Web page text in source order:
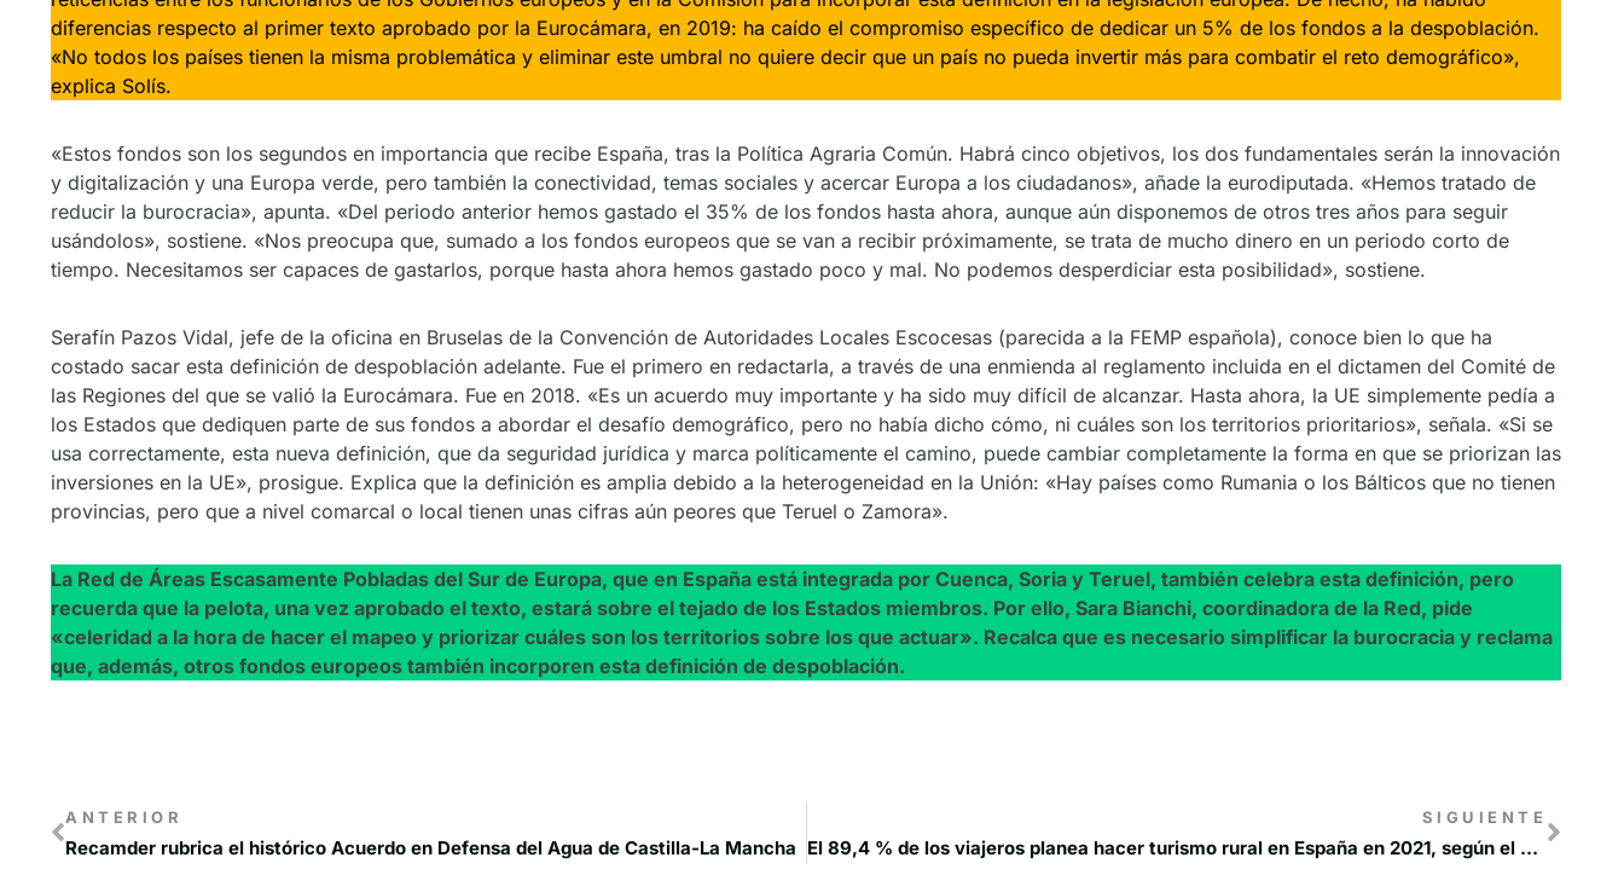
diferencias respecto al primer texto aprobado por la Eurocámara, en 2019: ha caído el compromiso específico de dedicar un 5% de los fondos a la despoblación.
«No todos los países tienen la misma problemática y eliminar este umbral no quiere decir que un país no pueda invertir más para combatir el reto demográfico»,
explica Solís.
«Estos fondos son los segundos en importancia que recibe España, tras la Política Agraria Común. Habrá cinco objetivos, los dos fundamentales serán la innovación
y digitalización y una Europa verde, pero también la conectividad, temas sociales y acercar Europa a los ciudadanos», añade la eurodiputada. «Hemos tratado de
reducir la burocracia», apunta. «Del periodo anterior hemos gastado el 35% de los fondos hasta ahora, aunque aún disponemos de otros tres años para seguir
usándolos», sostiene. «Nos preocupa que, sumado a los fondos europeos que se van a recibir próximamente, se trata de mucho dinero en un periodo corto de
tiempo. Necesitamos ser capaces de gastarlos, porque hasta ahora hemos gastado poco y mal. No podemos desperdiciar esta posibilidad», sostiene.
Serafín Pazos Vidal, jefe de la oficina en Bruselas de la Convención de Autoridades Locales Escocesas (parecida a la FEMP española), conoce bien lo que ha
costado sacar esta definición de despoblación adelante. Fue el primero en redactarla, a través de una enmienda al reglamento incluida en el dictamen del Comité de
las Regiones del que se valió la Eurocámara. Fue en 2018. «Es un acuerdo muy importante y ha sido muy difícil de alcanzar. Hasta ahora, la UE simplemente pedía a
los Estados que dediquen parte de sus fondos a abordar el desafío demográfico, pero no había dicho cómo, ni cuáles son los territorios prioritarios», señala. «Si se
usa correctamente, esta nueva definición, que da seguridad jurídica y marca políticamente el camino, puede cambiar completamente la forma en que se priorizan las
inversiones en la UE», prosigue. Explica que la definición es amplia debido a la heterogeneidad en la Unión: «Hay países como Rumania o los Bálticos que no tienen
provincias, pero que a nivel comarcal o local tienen unas cifras aún peores que Teruel o Zamora».
La Red de Áreas Escasamente Pobladas del Sur de Europa, que en España está integrada por Cuenca, Soria y Teruel, también celebra esta definición, pero
recuerda que la pelota, una vez aprobado el texto, estará sobre el tejado de los Estados miembros. Por ello, Sara Bianchi, coordinadora de la Red, pide
«celeridad a la hora de hacer el mapeo y priorizar cuáles son los territorios sobre los que actuar». Recalca que es necesario simplificar la burocracia y reclama
que, además, otros fondos europeos también incorporen esta definición de despoblación.
ANTERIOR
Recamder rubrica el histórico Acuerdo en Defensa del Agua de Castilla-La Mancha
SIGUIENTE
El 89,4 % de los viajeros planea hacer turismo rural en España en 2021, según el Observatorio del Turismo Rural